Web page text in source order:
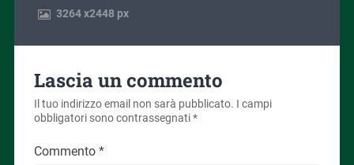
3264x2448 px
Lascia un commento
Il tuo indirizzo email non sarà pubblicato. I campi
obbligatori sono contrassegnati*
Commento *